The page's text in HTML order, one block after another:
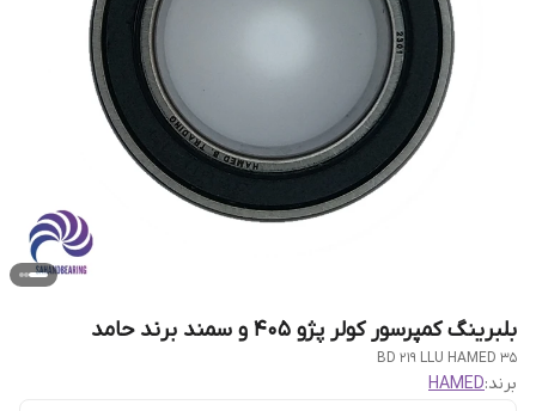
بلبرینگ کمپرسور کولر پژو ۴۰۵ و سمند برند حامد
35 BD 219 LLU HAMED
برند:HAMED